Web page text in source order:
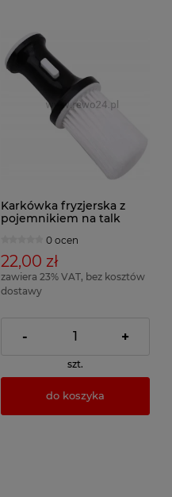
Karkówka fryzjerska z
pojemnikiem na talk
0 ocen
22,00 zł
zawiera 23% VAT, bez kosztów
dostawy
- +
szt.
do koszyka